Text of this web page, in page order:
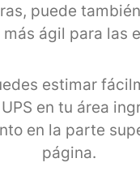
puede
ágil para las
estimar
en tu área
en la parte
página.